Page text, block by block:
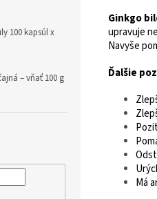
100 kapsúl x
– vňať 100 g
Ginkgo
upravuje
Navyše
Ďalšie
Má